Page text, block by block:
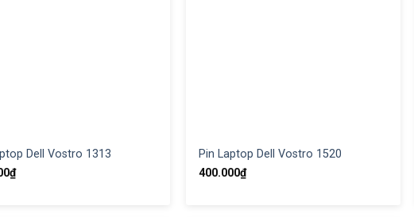
Dell Vostro 1313
₫
Pin Laptop Dell Vostro 1520
400.000₫